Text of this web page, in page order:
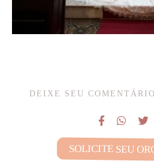
DEIXE SEU
SOLICITE SEU